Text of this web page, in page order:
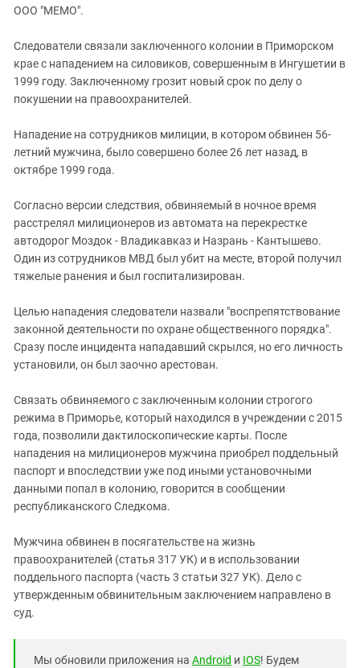
ИНАКОМЫСЛИЕ В ЧЕЧНЕ
ПРЕСЛЕДОВАНИЕ АКТИВИСТОВ
МОБИЛИЗАЦИЯ И ПРОТЕСТЫ
Дагестан
Кабардино-Балкария
Калмыкия
Краснодарский край
Нагорный Карабах
Ростовская область
Северная Осетия - Алания
СКФО
Чечня
Южная Осетия
Южный Кавказ
ООО "МЕМО".
Следователи связали заключенного колонии в Приморском
крае с нападением на силовиков, совершенным в Ингушетии в
1999 году. Заключенному грозит новый срок по делу о
покушении на правоохранителей.
Нападение на сотрудников милиции, в котором обвинен 56-
летний мужчина, было совершено более 26 лет назад, в
октябре 1999 года.
Согласно версии следствия, обвиняемый в ночное время
расстрелял милиционеров из автомата на перекрестке
автодорог Моздок - Владикавказ и Назрань - Кантышево.
Один из сотрудников МВД был убит на месте, второй получил
тяжелые ранения и был госпитализирован.
Целью нападения следователи назвали "воспрепятствование
законной деятельности по охране общественного порядка".
Сразу после инцидента нападавший скрылся, но его личность
установили, он был заочно арестован.
Связать обвиняемого с заключенным колонии строгого
режима в Приморье, который находился в учреждении с 2015
года, позволили дактилоскопические карты. После
нападения на милиционеров мужчина приобрел поддельный
паспорт и впоследствии уже под иными установочными
данными попал в колонию, говорится в сообщении
республиканского Следкома.
Мужчина обвинен в посягательстве на жизнь
правоохранителей (статья 317 УК) и в использовании
поддельного паспорта (часть 3 статьи 327 УК). Дело с
утвержденным обвинительным заключением направлено в
суд.
Мы обновили приложения на Android и IOS! Будем